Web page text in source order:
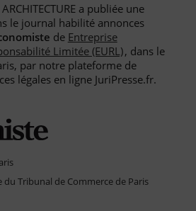
a publiée une
le journal habilité annonces
de Entreprise
Limitée (EURL), dans le
par notre plateforme de
légales en ligne JuriPresse.fr.
du Tribunal de Commerce de Paris